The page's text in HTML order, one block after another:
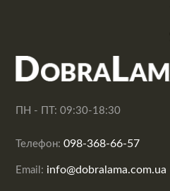
ПН - ПТ: 09:30-18:30
Телефон:098-368-66-57
Email: info@dobralama.com.ua